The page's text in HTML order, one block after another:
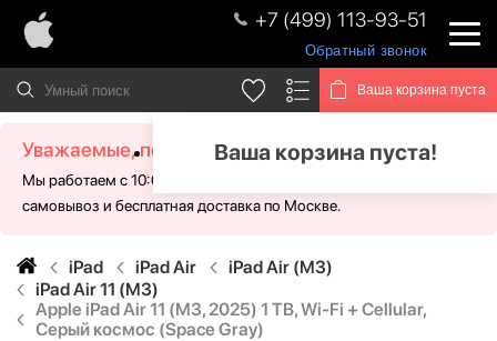
+7 (499) 113-93-51
Обратный звонок
Ваша корзина пуста
Ваша корзина пуста!
Уважаемые, посетители!
Мы работаем с 10:00 - 21:00 без выходных. Для Вас доступен
самовывоз и бесплатная доставка по Москве.
iPad iPad Air
iPad Air (M3)
iPad Air 11 (M3)
Apple iPad Air 11 (M3, 2025) 1 TB, Wi-Fi + Cellular,
Серый космос (Space Gray)